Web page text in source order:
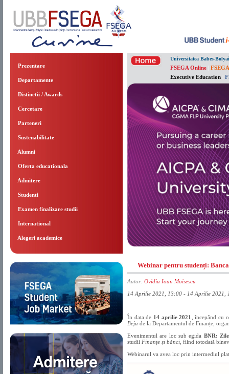
Prezentare
Departamente
Distinctii / Awards
Cercetare
Parteneri
Sustenabilitate
Alumni
Oferta educationala
Admitere
Studenti
Examen finalizare studii
International
Alegeri academice
Universitatea Babes-Bolyai
FSEGA Online
Executive Education
Webinar pentru studenți:
Autor: Ovidiu Ioan Moisescu
14 Aprilie 2021, 13:00 - 14 Aprilie 2021,
În data de 14 aprilie 2021
, începând cu
Beju de la Departamentul de Finanțe,
Evenimentul are loc sub egida BNR:
studii Finanțe și bănci , fiind totodată
Webinarul va avea loc prin intermediul